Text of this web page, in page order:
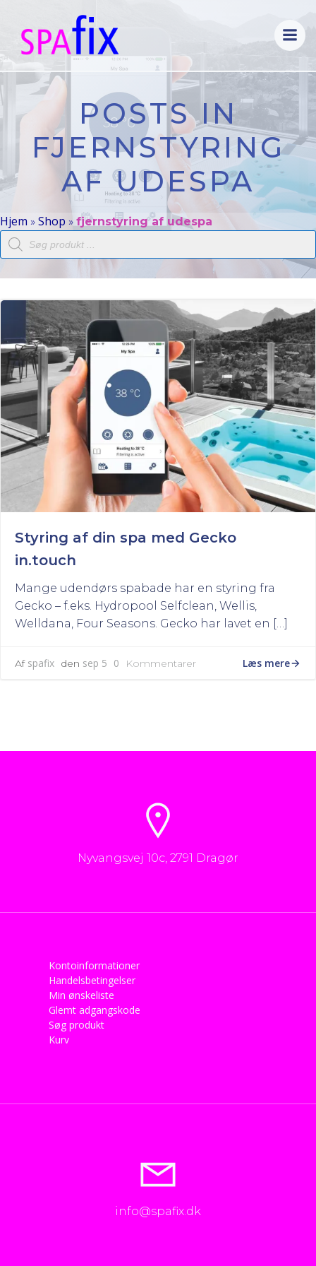
POSTS IN
FJERNSTYRING
AF UDESPA
Hjem » Shop » fjernstyring af udespa
Products
search
Styring af din spa med Gecko
in.touch
Mange udendørs spabade har en styring fra
Gecko – f.eks. Hydropool Selfclean, Wellis,
Welldana, Four Seasons. Gecko har lavet en […]
Af spafix den sep 5 0 Kommentarer Læs mere
Nyvangsvej 10c, 2791 Dragør
Kontoinformationer
Handelsbetingelser
Min ønskeliste
Glemt adgangskode
Søg produkt
Kurv
info@spafix.dk